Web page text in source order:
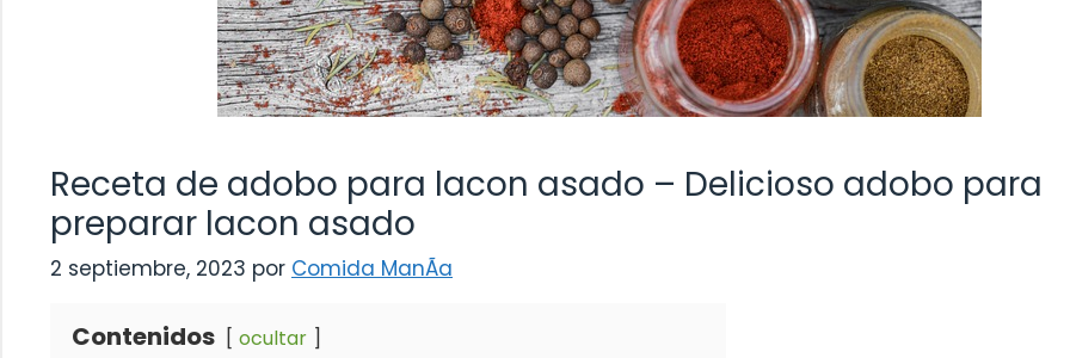
Receta de adobo para lacon asado – Delicioso adobo para
preparar lacon asado
2 septiembre, 2023 por Comida ManÃ­a
Contenidos ocultar